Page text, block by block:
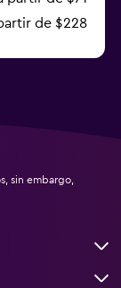
de $228
sin embargo,